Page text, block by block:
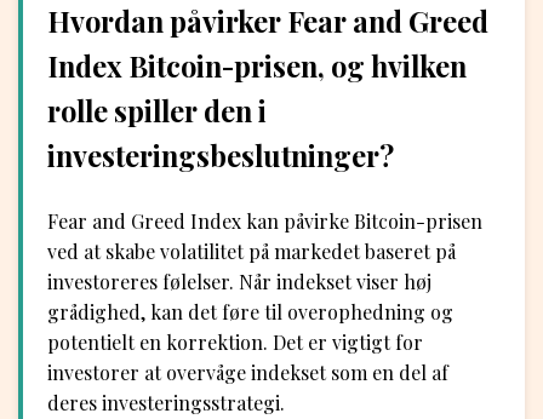
Hvordan påvirker Fear and Greed
Index Bitcoin-prisen, og hvilken
rolle spiller den i
investeringsbeslutninger?
Fear and Greed Index kan påvirke Bitcoin-prisen
ved at skabe volatilitet på markedet baseret på
investoreres følelser. Når indekset viser høj
grådighed, kan det føre til overophedning og
potentielt en korrektion. Det er vigtigt for
investorer at overvåge indekset som en del af
deres investeringsstrategi.